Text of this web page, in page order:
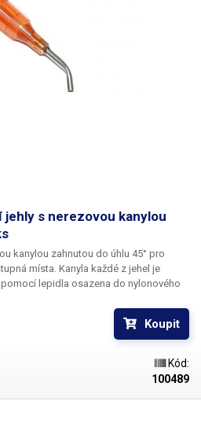
jehly s nerezovou kanylou
kanylou zahnutou do úhlu 45° pro
místa. Kanyla každé z jehel je
lepidla osazena do nylonového
závitem ke spolehlivému a rychlému
stříkačce nebo ručnímu dávkovači.
Koupit
Kód:
100489